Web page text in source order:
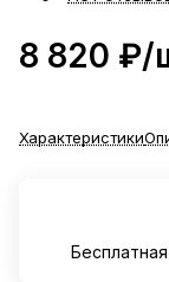
8 820 ₽/
Характеристики